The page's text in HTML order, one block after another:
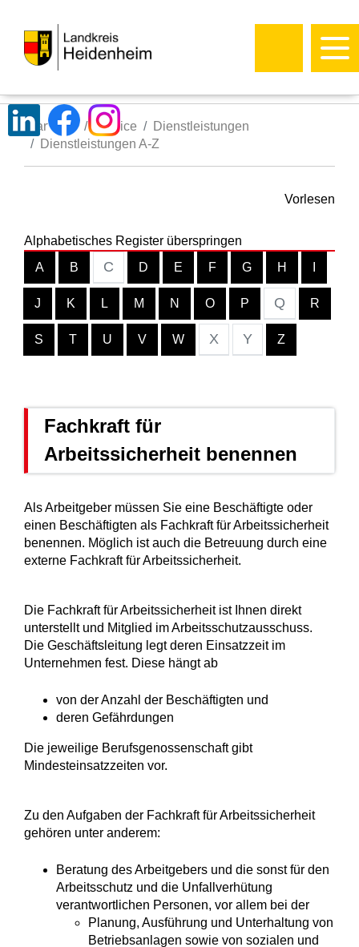
Startseite Service
Dienstleistungen
Dienstleistungen A-Z
Vorlesen
Alphabetisches Register überspringen
A
B C D E F G H
J K L M N O P Q R
S T U V W X Y Z
Fachkraft für
Arbeitssicherheit benennen
Als Arbeitgeber müssen Sie eine Beschäftigte oder
einen Beschäftigten als Fachkraft für Arbeitssicherheit
benennen. Möglich ist auch die Betreuung durch eine
externe Fachkraft für Arbeitssicherheit.
Die Fachkraft für Arbeitssicherheit ist Ihnen direkt
unterstellt und Mitglied im Arbeitsschutzausschuss.
Die Geschäftsleitung legt deren Einsatzzeit im
Unternehmen fest. Diese hängt ab
von der Anzahl der Beschäftigten und
deren Gefährdungen
Die jeweilige Berufsgenossenschaft gibt
Mindesteinsatzzeiten vor.
Zu den Aufgaben der Fachkraft für Arbeitssicherheit
gehören unter anderem:
Beratung des Arbeitgebers und die sonst für den
Arbeitsschutz und die Unfallverhütung
verantwortlichen Personen, vor allem bei der
Planung, Ausführung und Unterhaltung von
Betriebsanlagen sowie von sozialen und